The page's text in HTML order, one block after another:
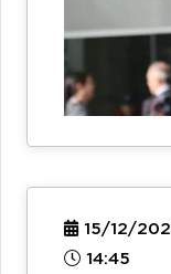
15/12/
14:45